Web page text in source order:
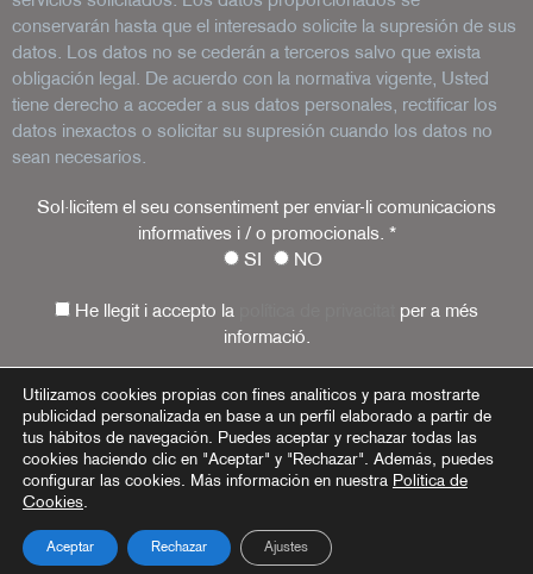
conservarán hasta que el interesado solicite la supresión de sus
datos. Los datos no se cederán a terceros salvo que exista
obligación legal. De acuerdo con la normativa vigente, Usted
tiene derecho a acceder a sus datos personales, rectificar los
datos inexactos o solicitar su supresión cuando los datos no
sean necesarios.
Sol·licitem el seu consentiment per enviar-li comunicacions
informatives i / o promocionals. *
SI
NO
He llegit i accepto la
per a més
informació.
Aviso Legal Política de privacidad Política de cookies
Utilizamos cookies propias con fines analíticos y para mostrarte
publicidad personalizada en base a un perfil elaborado a partir de
tus hábitos de navegación. Puedes aceptar y rechazar todas las
cookies haciendo clic en "Aceptar" y "Rechazar". Además, puedes
configurar las cookies. Más información en nuestra Política de
Cookies.
Aceptar Rechazar Ajustes